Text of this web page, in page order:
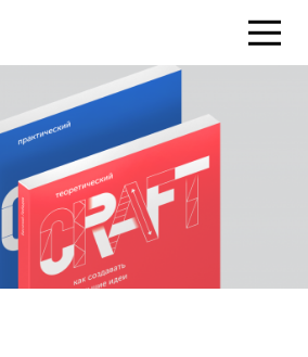
с ИКРОЙ
Статьи
Кейсы